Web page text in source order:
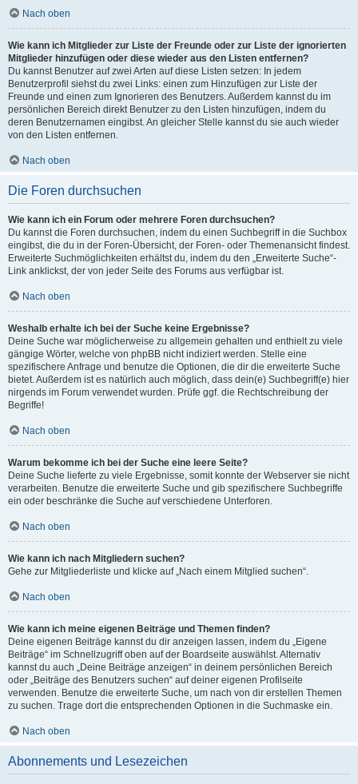
Nach oben
Wie kann ich Mitglieder zur Liste der Freunde oder zur Liste der ignorierten
Mitglieder hinzufügen oder diese wieder aus den Listen entfernen?
Du kannst Benutzer auf zwei Arten auf diese Listen setzen: In jedem
Benutzerprofil siehst du zwei Links: einen zum Hinzufügen zur Liste der
Freunde und einen zum Ignorieren des Benutzers. Außerdem kannst du im
persönlichen Bereich direkt Benutzer zu den Listen hinzufügen, indem du
deren Benutzernamen eingibst. An gleicher Stelle kannst du sie auch wieder
von den Listen entfernen.
Nach oben
Die Foren durchsuchen
Wie kann ich ein Forum oder mehrere Foren durchsuchen?
Du kannst die Foren durchsuchen, indem du einen Suchbegriff in die Suchbox
eingibst, die du in der Foren-Übersicht, der Foren- oder Themenansicht findest.
Erweiterte Suchmöglichkeiten erhältst du, indem du den „Erweiterte Suche“-
Link anklickst, der von jeder Seite des Forums aus verfügbar ist.
Nach oben
Weshalb erhalte ich bei der Suche keine Ergebnisse?
Deine Suche war möglicherweise zu allgemein gehalten und enthielt zu viele
gängige Wörter, welche von phpBB nicht indiziert werden. Stelle eine
spezifischere Anfrage und benutze die Optionen, die dir die erweiterte Suche
bietet. Außerdem ist es natürlich auch möglich, dass dein(e) Suchbegriff(e) hier
nirgends im Forum verwendet wurden. Prüfe ggf. die Rechtschreibung der
Begriffe!
Nach oben
Warum bekomme ich bei der Suche eine leere Seite?
Deine Suche lieferte zu viele Ergebnisse, somit konnte der Webserver sie nicht
verarbeiten. Benutze die erweiterte Suche und gib spezifischere Suchbegriffe
ein oder beschränke die Suche auf verschiedene Unterforen.
Nach oben
Wie kann ich nach Mitgliedern suchen?
Gehe zur Mitgliederliste und klicke auf „Nach einem Mitglied suchen“.
Nach oben
Wie kann ich meine eigenen Beiträge und Themen finden?
Deine eigenen Beiträge kannst du dir anzeigen lassen, indem du „Eigene
Beiträge“ im Schnellzugriff oben auf der Boardseite auswählst. Alternativ
kannst du auch „Deine Beiträge anzeigen“ in deinem persönlichen Bereich
oder „Beiträge des Benutzers suchen“ auf deiner eigenen Profilseite
verwenden. Benutze die erweiterte Suche, um nach von dir erstellen Themen
zu suchen. Trage dort die entsprechenden Optionen in die Suchmaske ein.
Nach oben
Abonnements und Lesezeichen